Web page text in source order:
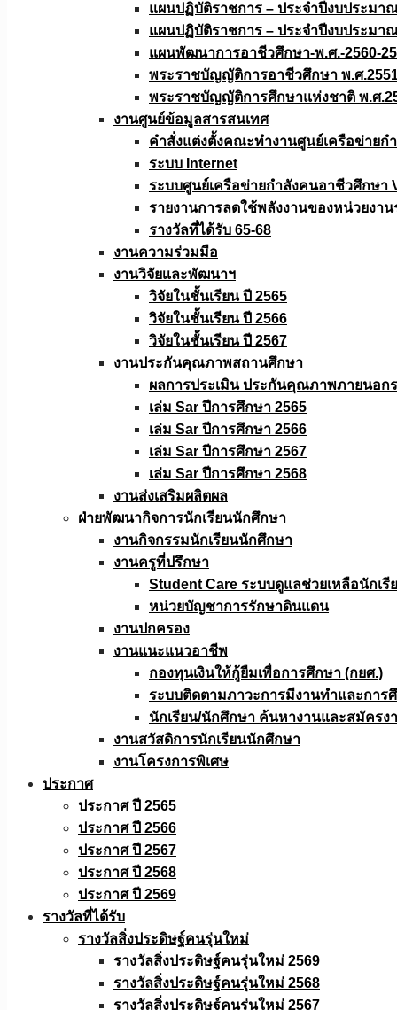
แผนปฏิบัติราชการ – ประจำปีงบประมา
แผนปฏิบัติราชการ – ประจำปีงบประมา
แผนพัฒนาการอาชีวศึกษา-พ.ศ.-2560-
พระราชบัญญัติการอาชีวศึกษา พ.ศ
พระราชบัญญัติการศึกษาแห่งชาติ พ.ศ
งานศูนย์ข้อมูลสารสนเทศ
คำสั่งแต่งตั้งคณะทำงานศูนย์เครือข่าย
ระบบ Internet
ระบบศูนย์เครือข่ายกำลังคนอาชีวศึกษา
รายงานการลดใช้พลังงานของหน่วยงา
รางวัลที่ได้รับ 65-68
งานความร่วมมือ
งานวิจัยเเละพัฒนาฯ
วิจัยในชั้นเรียน ปี 2565
วิจัยในชั้นเรียน ปี 2566
วิจัยในชั้นเรียน ปี 2567
งานประกันคุณภาพสถานศึกษา
ผลการประเมิน ประกันคุณภาพภายนอก
เล่ม Sar ปีการศึกษา 2565
เล่ม Sar ปีการศึกษา 2566
เล่ม Sar ปีการศึกษา 2567
เล่ม Sar ปีการศึกษา 2568
งานส่งเสริมผลิตผล
ฝ่ายพัฒนากิจการนักเรียนนักศึกษา
งานกิจกรรมนักเรียนนักศึกษา
งานครูที่ปรึกษา
Student Care ระบบดูแลช่วยเหลือนักเรี
หน่วยบัญชาการรักษาดินแดน
งานปกครอง
งานแนะแนวอาชีพ
กองทุนเงินให้กู้ยืมเพื่อการศึกษา (กยศ.)
ระบบติดตามภาวะการมีงานทำและการ
นักเรียน/นักศึกษา ค้นหางานและสมัครง
งานสวัสดิการนักเรียนนักศึกษา
งานโครงการพิเศษ
ประกาศ
ประกาศ ปี 2565
ประกาศ ปี 2566
ประกาศ ปี 2567
ประกาศ ปี 2568
ประกาศ ปี 2569
รางวัลที่ได้รับ
รางวัลสิ่งประดิษฐ์คนรุ่นใหม่
รางวัลสิ่งประดิษฐ์คนรุ่นใหม่ 2569
รางวัลสิ่งประดิษฐ์คนรุ่นใหม่ 2568
รางวัลสิ่งประดิษฐ์คนรุ่นใหม่ 2567